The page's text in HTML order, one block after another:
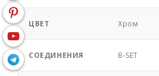
ЦВЕТ Хром
СОЕДИНЕНИЯ B-SET